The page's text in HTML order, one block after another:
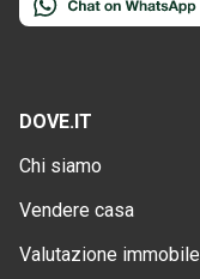
DOVE.IT
Chi siamo
Vendere casa
Valutazione immobile